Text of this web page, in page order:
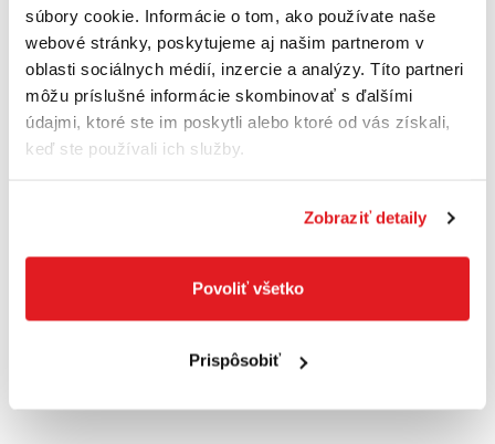
súbory cookie. Informácie o tom, ako používate naše
webové stránky, poskytujeme aj našim partnerom v
oblasti sociálnych médií, inzercie a analýzy. Títo partneri
môžu príslušné informácie skombinovať s ďalšími
údajmi, ktoré ste im poskytli alebo ktoré od vás získali,
keď ste používali ich služby.
Zobraziť detaily
Povoliť všetko
Prispôsobiť
Cena je informatívna, pre individuálnu cenu a nákup sa